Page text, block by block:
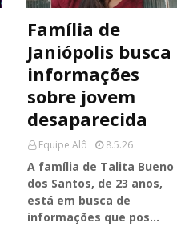
Família de
Janiópolis busca
informações
sobre jovem
desaparecida
Equipe Alô 8.5.26
A família de Talita Bueno
dos Santos, de 23 anos,
está em busca de
informações que pos…